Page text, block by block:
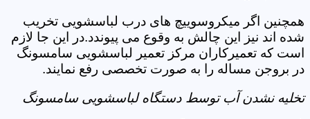
همچنین اگر میکروسوییچ های درب لباسشویی تخریب
شده اند نیز این چالش به وقوع می پیوندد.در این جا لازم
است که تعمیرکاران مرکز تعمیر لباسشویی سامسونگ
در بروجن مساله را به صورت تخصصی رفع نمایند.
تخلیه نشدن آب توسط دستگاه لباسشویی سامسونگ